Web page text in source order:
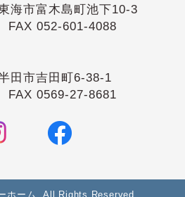
海市富木島町池下10-3
052-601-4088
半田市吉田町6-38-1
0569-27-8681
ホーム. All Rights Reserved.